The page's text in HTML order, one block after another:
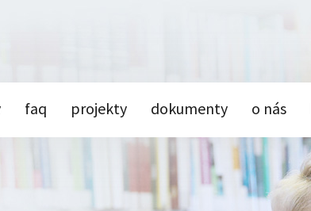
faq projekty dokumenty o nás